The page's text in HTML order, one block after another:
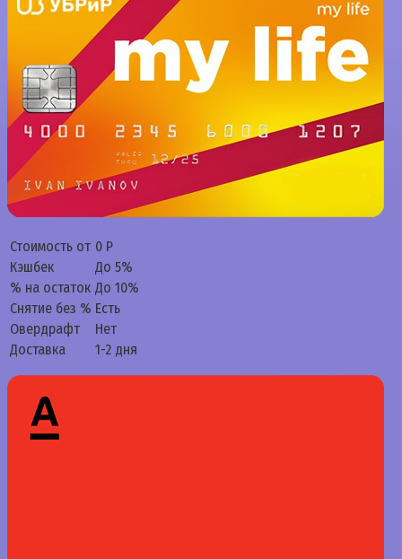
Стоимость от 0 Р
Кэшбек
До 5%
% на остаток До 10%
Снятие без % Есть
Овердрафт
Нет
Доставка
1-2 дня